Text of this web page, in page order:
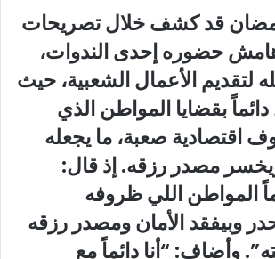
قد كشف خلال تصريحات
حضوره إحدى الندوات،
لتقديم الأعمال الشعبية، حيث
بقضايا المواطن الذي
اقتصادية صعبة، ما يجعله
مصدر رزقه. إذ قال:
المواطن اللي ظروفه
وبيفقد الأمان ومصدر رزقه
وأضاف: “أنا دائماً مع